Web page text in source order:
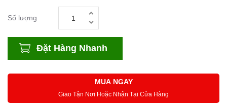
Số lượng
Đặt Hàng Nhanh
MUA NGAY
Giao Tận Nơi Hoặc Nhận Tại Cửa Hàng